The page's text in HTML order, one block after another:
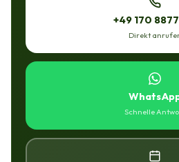
+49 170
Direkt
Schnelle